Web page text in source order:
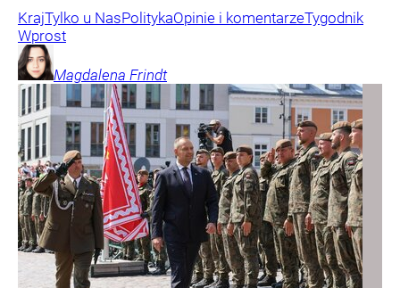
KrajTylko u NasPolitykaOpinie i komentarzeTygodnik
Wprost
Magdalena Frindt